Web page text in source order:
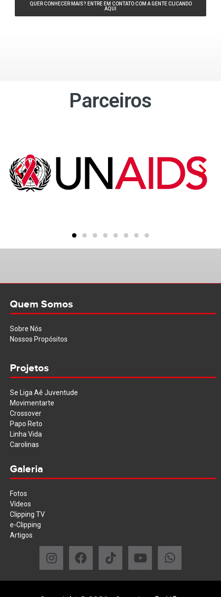
QUER CONHECER MAIS? ENTRE EM CONTATO COM A GENTE CLICANDO
AQUI
Parceiros
Quem Somos
Sobre Nós
Nossos Propósitos
Projetos
Se Liga Aê Juventude
Movimentarte
Crossover
Papo Reto
Linha Vida
Carolinas
Galeria
Fotos
Vídeos
Clipping TV
e-Clipping
Artigos